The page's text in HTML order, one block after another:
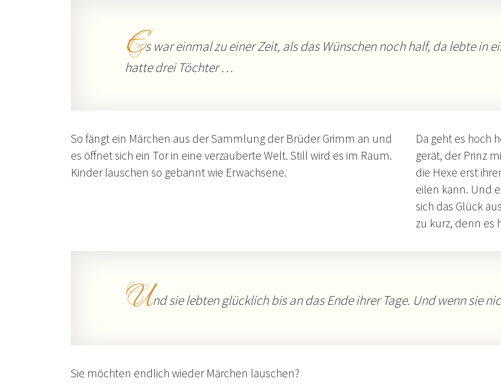
Es war einmal zu einer Zeit, als das Wünschen noch half, da lebte in
hatte drei Töchter …
So fängt ein Märchen aus der Sammlung der Brüder Grimm an und
es öffnet sich ein Tor in eine verzauberte Welt. Still wird es im Raum.
Kinder lauschen so gebannt wie Erwachsene.
Da geht es hoch
gerät, der Prinz
die Hexe erst
eilen kann. Und
sich das Glück
zu kurz, denn es
Und sie lebten glücklich bis an das Ende ihrer Tage. Und wenn sie
Sie möchten endlich wieder Märchen lauschen?